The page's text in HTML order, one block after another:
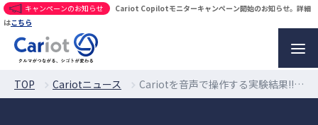
キャンペーンのお知らせ
Cariot Copilotモニターキャンペーン開始のお知らせ。詳細
はこちら
TOP Cariotニュース Cariotを音声で操作する実験結果!! 第2弾〜iPhone編〜